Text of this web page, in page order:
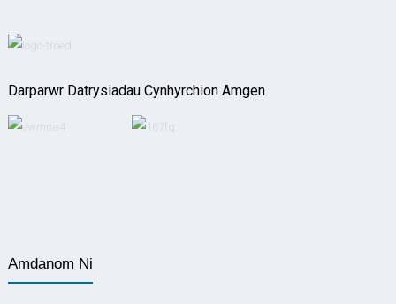
Darparwr Datrysiadau Cynhyrchion Amgen
Amdanom Ni